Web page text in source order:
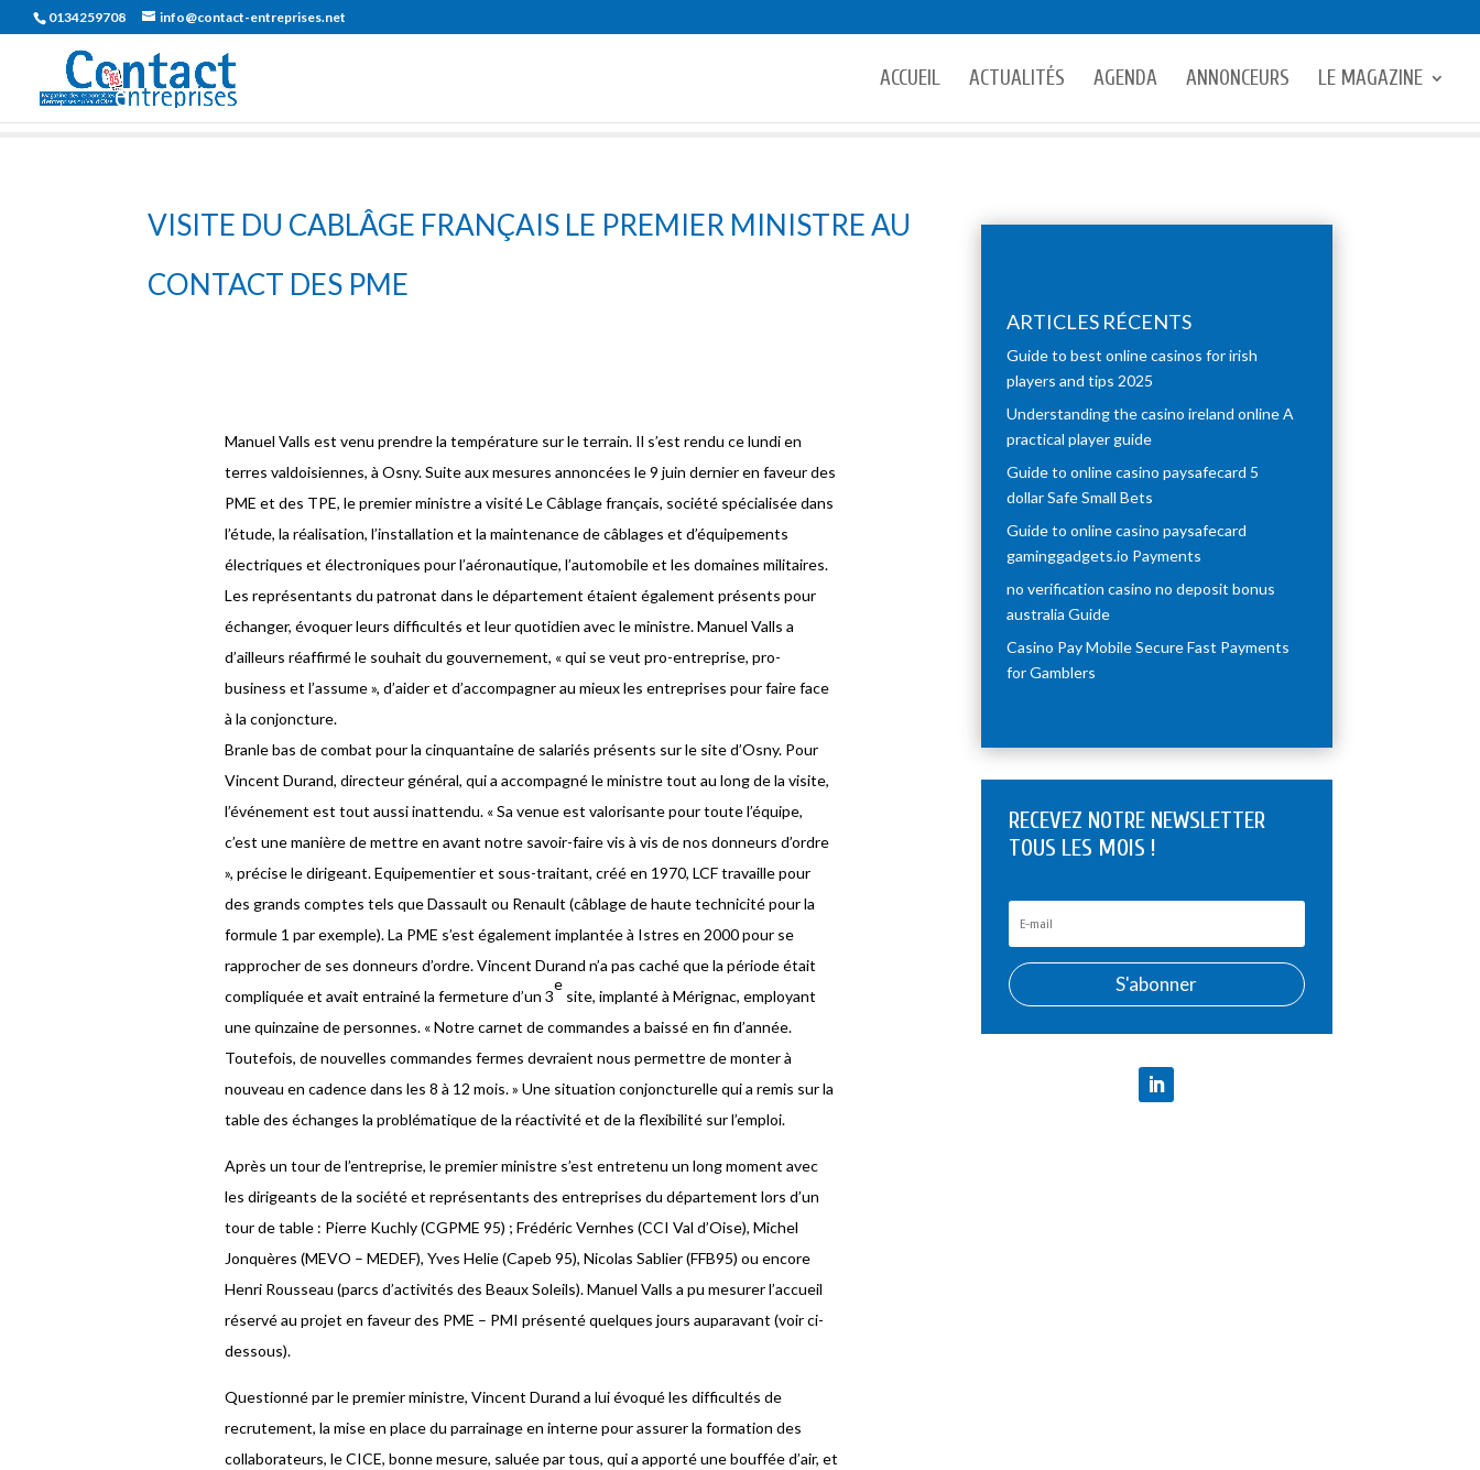
0134259708 info@contact-entreprises.net
ACCUEIL ACTUALITÉS AGENDA ANNONCEURS LE MAGAZINE
VISITE DU CABLÂGE FRANÇAIS LE PREMIER MINISTRE AU
CONTACT DES PME
Manuel Valls est venu prendre la température sur le terrain. Il s’est rendu ce lundi en
terres valdoisiennes, à Osny. Suite aux mesures annoncées le 9 juin dernier en faveur des
PME et des TPE, le premier ministre a visité Le Câblage français, société spécialisée dans
l’étude, la réalisation, l’installation et la maintenance de câblages et d’équipements
électriques et électroniques pour l’aéronautique, l’automobile et les domaines militaires.
Les représentants du patronat dans le département étaient également présents pour
échanger, évoquer leurs difficultés et leur quotidien avec le ministre. Manuel Valls a
d’ailleurs réaffirmé le souhait du gouvernement, « qui se veut pro-entreprise, pro-
business et l’assume », d’aider et d’accompagner au mieux les entreprises pour faire face
à la conjoncture.
Branle bas de combat pour la cinquantaine de salariés présents sur le site d’Osny. Pour
Vincent Durand, directeur général, qui a accompagné le ministre tout au long de la visite,
l’événement est tout aussi inattendu. « Sa venue est valorisante pour toute l’équipe,
c’est une manière de mettre en avant notre savoir-faire vis à vis de nos donneurs d’ordre
», précise le dirigeant. Equipementier et sous-traitant, créé en 1970, LCF travaille pour
des grands comptes tels que Dassault ou Renault (câblage de haute technicité pour la
formule 1 par exemple). La PME s’est également implantée à Istres en 2000 pour se
rapprocher de ses donneurs d’ordre. Vincent Durand n’a pas caché que la période était
compliquée et avait entrainé la fermeture d’un 3
e
site, implanté à Mérignac, employant
une quinzaine de personnes. « Notre carnet de commandes a baissé en fin d’année.
Toutefois, de nouvelles commandes fermes devraient nous permettre de monter à
nouveau en cadence dans les 8 à 12 mois. » Une situation conjoncturelle qui a remis sur la
table des échanges la problématique de la réactivité et de la flexibilité sur l’emploi.
Après un tour de l’entreprise, le premier ministre s’est entretenu un long moment avec
les dirigeants de la société et représentants des entreprises du département lors d’un
tour de table : Pierre Kuchly (CGPME 95) ; Frédéric Vernhes (CCI Val d’Oise), Michel
Jonquères (MEVO – MEDEF), Yves Helie (Capeb 95), Nicolas Sablier (FFB95) ou encore
Henri Rousseau (parcs d’activités des Beaux Soleils). Manuel Valls a pu mesurer l’accueil
réservé au projet en faveur des PME – PMI présenté quelques jours auparavant (voir ci-
dessous).
Questionné par le premier ministre, Vincent Durand a lui évoqué les difficultés de
recrutement, la mise en place du parrainage en interne pour assurer la formation des
collaborateurs, le CICE, bonne mesure, saluée par tous, qui a apporté une bouffée d’air, et
ARTICLES RÉCENTS
Guide to best online casinos for irish
players and tips 2025
Understanding the casino ireland online A
practical player guide
Guide to online casino paysafecard 5
dollar Safe Small Bets
Guide to online casino paysafecard
gaminggadgets.io Payments
no verification casino no deposit bonus
australia Guide
Casino Pay Mobile Secure Fast Payments
for Gamblers
RECEVEZ NOTRE NEWSLETTER
TOUS LES MOIS !
S'abonner